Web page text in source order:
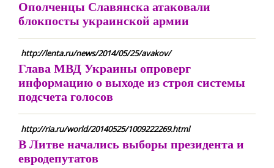
Ополченцы Славянска атаковали
блокпосты украинской армии
http://lenta.ru/news/2014/05/25/avakov/
Глава МВД Украины опроверг
информацию о выходе из строя системы
подсчета голосов
http://ria.ru/world/20140525/1009222269.html
В Литве начались выборы президента и
евродепутатов